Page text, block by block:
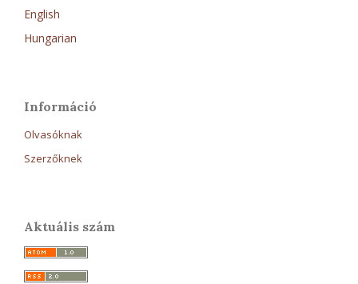
English
Hungarian
Információ
Olvasóknak
Szerzőknek
Aktuális szám